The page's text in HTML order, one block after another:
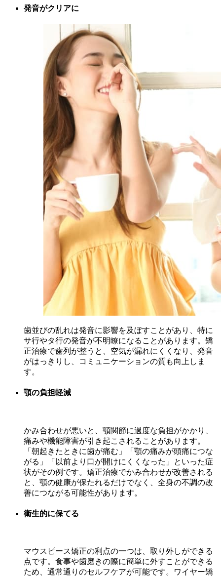
発音がクリアに
歯並びの乱れは発音に影響を及ぼすことがあり、特に
サ行やタ行の発音が不明瞭になることがあります。矯
正治療で歯列が整うと、空気が漏れにくくなり、発音
がはっきりし、コミュニケーションの質も向上しま
す。
顎の負担軽減
かみ合わせが悪いと、顎関節に過度な負担がかかり、
痛みや機能障害が引き起こされることがあります。
「朝起きたときに歯が痛む」「顎の痛みが頭痛につな
がる」「以前より口が開けにくくなった」といった症
状がその例です。矯正治療でかみ合わせが改善される
と、顎の健康が保たれるだけでなく、全身の不調の改
善につながる可能性があります。
衛生的に保てる
マウスピース矯正の利点の一つは、取り外しができる
点です。食事や歯磨きの際に簡単に外すことができる
ため、通常通りのセルフケアが可能です。ワイヤー矯